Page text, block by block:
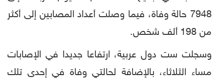
7948 حالة وفاة، فيما وصلت أعداد المصابين إلى أكثر
من 198 ألف شخص.
وسجلت ست دول عربية، ارتفاعا جديدا في الإصابات
مساء الثلاثاء، بالإضافة لحالتي وفاة في إحدى تلك